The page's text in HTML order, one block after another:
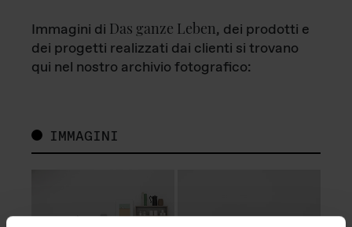
Immagini di Das ganze Leben, dei prodotti e
dei progetti realizzati dai clienti si trovano
qui nel nostro archivio fotografico:
IMMAGINI